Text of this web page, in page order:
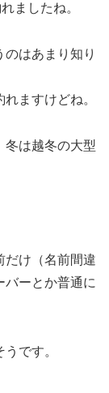
ましたね。
はあまり知り
ますけどね。
冬は越冬の大型
だけ（名前間違
バーとか普通に
です。